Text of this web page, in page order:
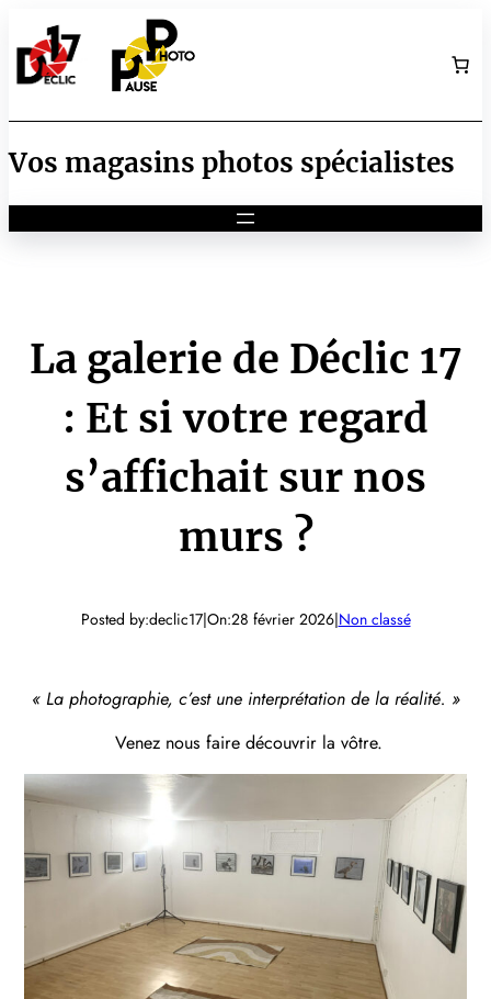
au
contenu
Vos magasins photos spécialistes
La galerie de Déclic 17
: Et si votre regard
s’affichait sur nos
murs ?
Posted by:declic17|On:28 février 2026|Non classé
« La photographie, c’est une interprétation de la réalité. »
Venez nous faire découvrir la vôtre.